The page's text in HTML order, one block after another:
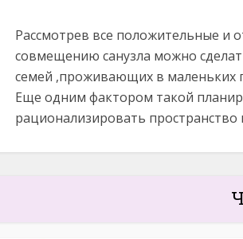
Рассмотрев все положительные и
совмещению санузла можно
семей ,проживающих в маленьких
Еще одним фактором такой
рационализировать